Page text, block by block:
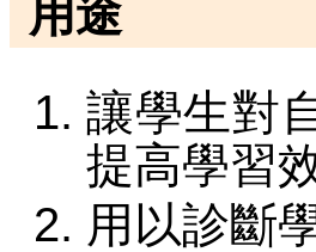
用途
讓學生對
提高學習
用以診斷